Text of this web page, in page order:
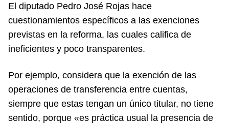
El diputado Pedro José Rojas hace
cuestionamientos específicos a las exenciones
previstas en la reforma, las cuales califica de
ineficientes y poco transparentes.
Por ejemplo, considera que la exención de las
operaciones de transferencia entre cuentas,
siempre que estas tengan un único titular, no tiene
sentido, porque «es práctica usual la presencia de